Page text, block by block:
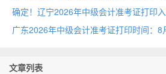
广东2026年中级会计准考证打印时间：8
文章列表